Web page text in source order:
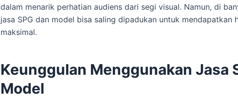
dalam menarik perhatian audiens dari segi visual. Namun, di
jasa SPG dan model bisa saling dipadukan untuk mendapatkan
maksimal.
Keunggulan Menggunakan Jasa
Model